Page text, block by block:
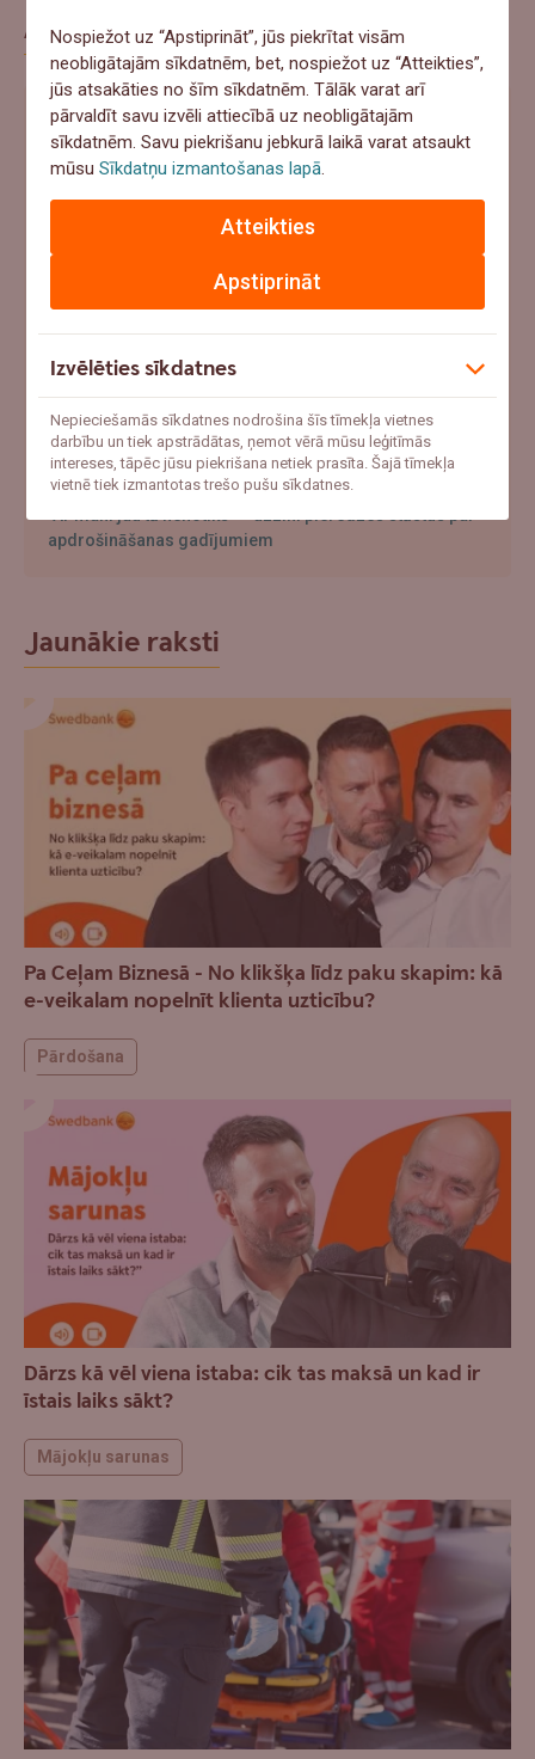
Aptauja
Ja šovasar notiktu negadījums un pēkšņi
vajadzētu 1000+ eur, ko tu darītu?
Paļautos uz apdrošināšanu
Atbildēt
"Ar mani jau tā nenotiks" – uzzini pieredzes stāstus par
apdrošināšanas gadījumiem
Jaunākie raksti
Pa Ceļam Biznesā - No klikšķa līdz paku skapim: kā
e-veikalam nopelnīt klienta uzticību?
Pārdošana
Dārzs kā vēl viena istaba: cik tas maksā un kad ir
īstais laiks sākt?
Mājokļu sarunas
Nospiežot uz “Apstiprināt”, jūs piekrītat visām
neobligātajām sīkdatnēm, bet, nospiežot uz “Atteikties”,
jūs atsakāties no šīm sīkdatnēm. Tālāk varat arī
pārvaldīt savu izvēli attiecībā uz neobligātajām
sīkdatnēm. Savu piekrišanu jebkurā laikā varat atsaukt
mūsuSīkdatņu izmantošanas lapā.
Apstiprināt
Atteikties
Izvēlēties sīkdatnes
Nepieciešamās sīkdatnes nodrošina šīs tīmekļa vietnes
darbību un tiek apstrādātas, ņemot vērā mūsu leģitīmās
intereses, tāpēc jūsu piekrišana netiek prasīta. Šajā tīmekļa
vietnē tiek izmantotas trešo pušu sīkdatnes.